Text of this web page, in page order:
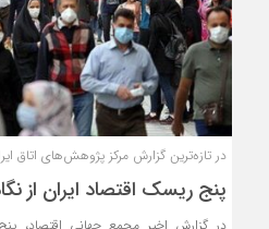
در تازه‌ترین گزارش مرکز پژوهش‌های اتاق
پنج ریسک اقتصاد ایران از